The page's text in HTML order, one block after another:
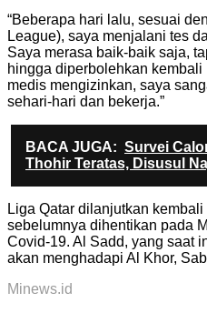
“Beberapa hari lalu, sesuai
League), saya menjalani tes
Saya merasa baik-baik saja,
hingga diperbolehkan
medis mengizinkan, saya
sehari-hari dan bekerja.”
BACA JUGA: Survei
Thohir Teratas, Disusul
Liga Qatar dilanjutkan
sebelumnya dihentikan pada
Covid-19. Al Sadd, yang saat
akan menghadapi Al Khor,
Minews.id